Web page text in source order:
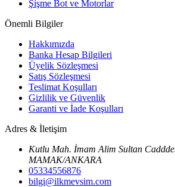
Şişme Bot ve Motorlar
Önemli Bilgiler
Hakkımızda
Banka Hesap Bilgileri
Üyelik Sözleşmesi
Satış Sözleşmesi
Teslimat Koşulları
Gizlilik ve Güvenlik
Garanti ve İade Koşulları
Adres & İletişim
Kutlu Mah. İmam Alim Sultan
MAMAK/ANKARA
05334556876
bilgi@ilkmevsim.com